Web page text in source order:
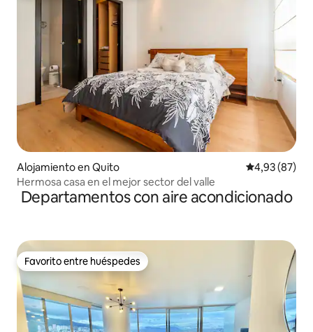
Alojamiento en Quito Calificación
4,93 (87)
Hermosa casa en el mejor sector del valle
Departamentos con aire acondicionado
Favorito entre huéspedes
Favorito entre huéspedes